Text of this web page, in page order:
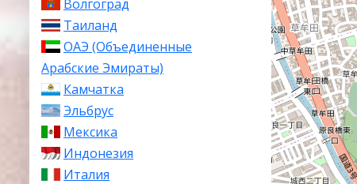
Волгоград
Таиланд
ОАЭ (Объединенные
Арабские Эмираты)
Камчатка
Эльбрус
Мексика
Индонезия
Италия